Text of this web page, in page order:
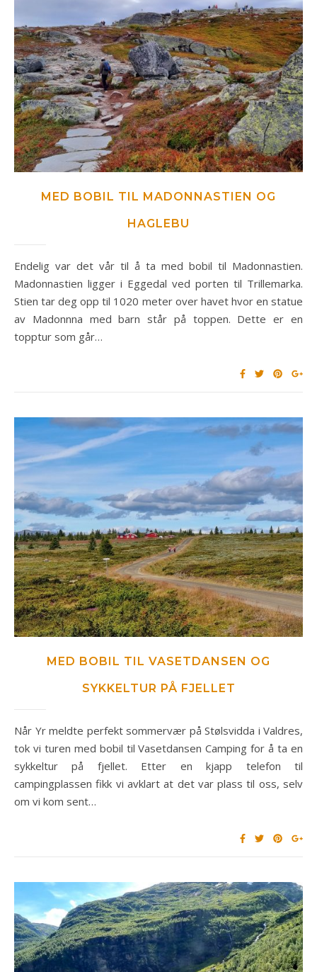
MED BOBIL TIL MADONNASTIEN OG
HAGLEBU
Endelig var det vår til å ta med bobil til Madonnastien.
Madonnastien ligger i Eggedal ved porten til Trillemarka.
Stien tar deg opp til 1020 meter over havet hvor en statue
av Madonnna med barn står på toppen. Dette er en
topptur som går…
MED BOBIL TIL VASETDANSEN OG
SYKKELTUR PÅ FJELLET
Når Yr meldte perfekt sommervær på Stølsvidda i Valdres,
tok vi turen med bobil til Vasetdansen Camping for å ta en
sykkeltur på fjellet. Etter en kjapp telefon til
campingplassen fikk vi avklart at det var plass til oss, selv
om vi kom sent…